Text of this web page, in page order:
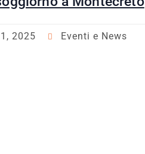
2025 Eventi e News